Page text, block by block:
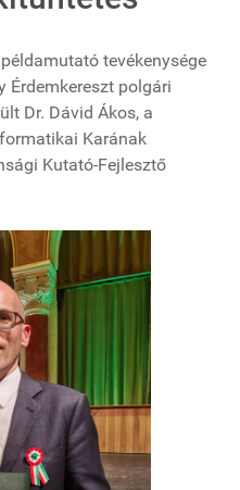
tevékenysége
Érdemkereszt polgári
Dr. Dávid Ákos, a
Karának
Kutató-Fejlesztő